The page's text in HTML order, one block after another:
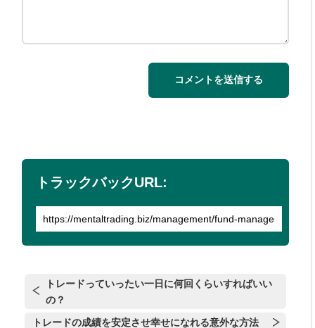
トラックバックURL:
トレードっていったい一日に何回くらいすればいい
の？
トレードの成績を安定させ幸せになれる意外な方法